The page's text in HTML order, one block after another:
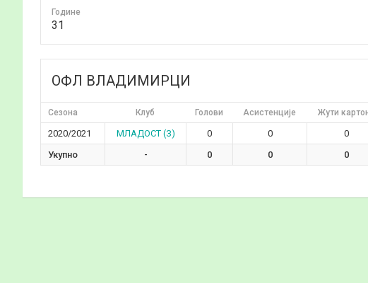
Годинe
31
ОФЛ ВЛАДИМИРЦИ
Сезона Клуб Голови Асистенције Жути
2020/2021 МЛАДОСТ (З) 0 0 0
Укупно
- 0 0 0